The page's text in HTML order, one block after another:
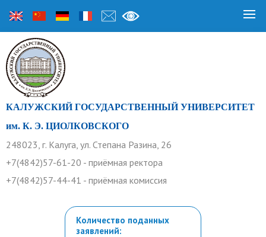
КАЛУЖСКИЙ ГОСУДАРСТВЕННЫЙ УНИВЕРСИТЕТ
им. К. Э. ЦИОЛКОВСКОГО
248023, г. Калуга, ул. Степана Разина, 26
+7(4842)57-61-20 - приёмная ректора
+7(4842)57-44-41 - приёмная комиссия
Количество поданных
заявлений: